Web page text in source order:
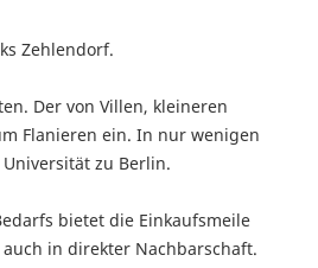
Zehlendorf.
Der von Villen, kleineren
Flanieren ein. In nur wenigen
zu Berlin.
bietet die Einkaufsmeile
in direkter Nachbarschaft.